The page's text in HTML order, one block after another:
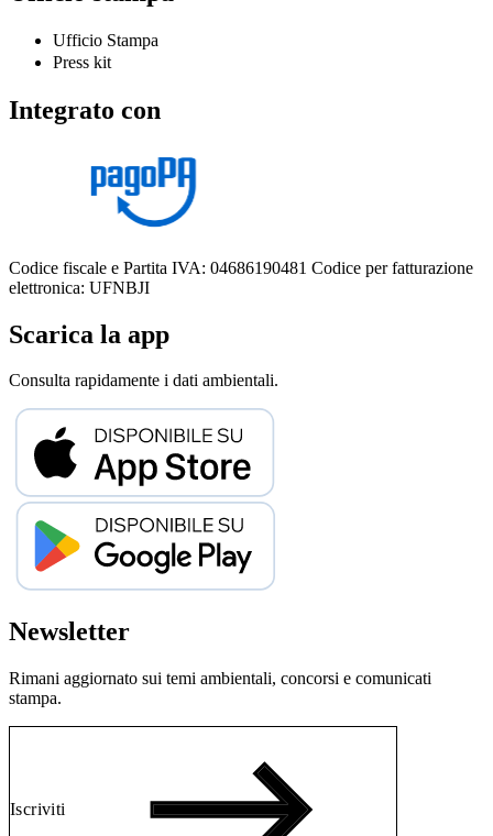
Ufficio Stampa
Press kit
Integrato con
Codice fiscale e Partita IVA: 04686190481 Codice per fatturazione
elettronica: UFNBJI
Scarica la app
Consulta rapidamente i dati ambientali.
Newsletter
Rimani aggiornato sui temi ambientali, concorsi e comunicati
stampa.
Iscriviti